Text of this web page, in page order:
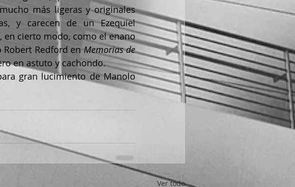
más ligeras y originales
y carecen de un Ezequiel
en cierto modo, como el enano
Robert Redford en Memorias de
en astuto y cachondo.
Ver todo